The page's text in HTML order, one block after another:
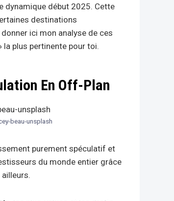
dynamique début 2025. Cette
destinations
ici mon analyse de ces
la plus pertinente pour toi.
En Off-Plan
beau-unsplash
purement spéculatif et
du monde entier grâce